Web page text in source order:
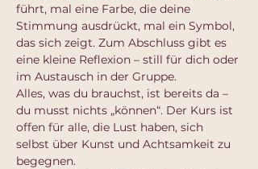
führt, mal eine Farbe, die deine
Stimmung ausdrückt, mal ein Symbol,
das sich zeigt. Zum Abschluss gibt es
eine kleine Reflexion – still für dich oder
im Austausch in der Gruppe.
Alles, was du brauchst, ist bereits da –
du musst nichts „können“. Der Kurs ist
offen für alle, die Lust haben, sich
selbst über Kunst und Achtsamkeit zu
begegnen.